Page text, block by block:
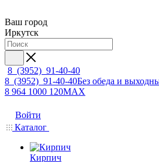
Ваш город
Иркутск
8 (3952) 91-40-40
8 (3952) 91-40-40Без обеда и
8 964 1000 120MAX
Войти
Каталог
Кирпич